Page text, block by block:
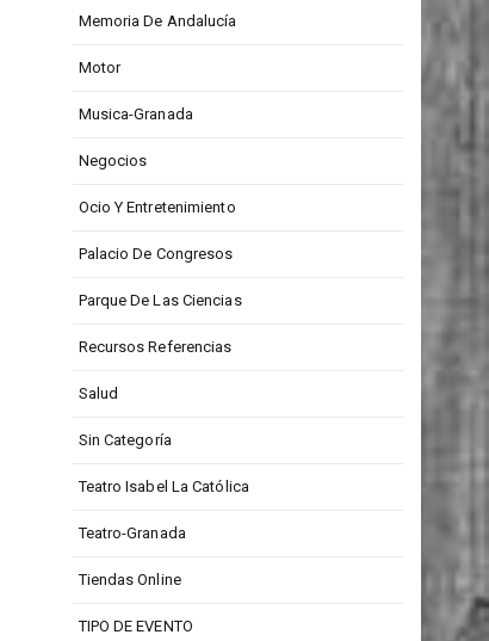
Memoria De Andalucía
Motor
Musica-Granada
Negocios
Ocio Y Entretenimiento
Palacio De Congresos
Parque De Las Ciencias
Recursos Referencias
Salud
Sin Categoría
Teatro Isabel La Católica
Teatro-Granada
Tiendas Online
TIPO DE EVENTO